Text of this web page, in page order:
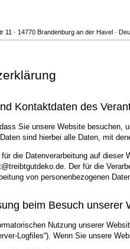
11 · 14770 Brandenburg an der Havel ·
Kontaktdaten des
Sie unsere Website besuchen,
sind hierbei alle Daten, mit
die Datenverarbeitung auf
Der für die
von personenbezogenen
beim Besuch unserer
Nutzung unserer
Logfiles“). Wenn Sie unsere